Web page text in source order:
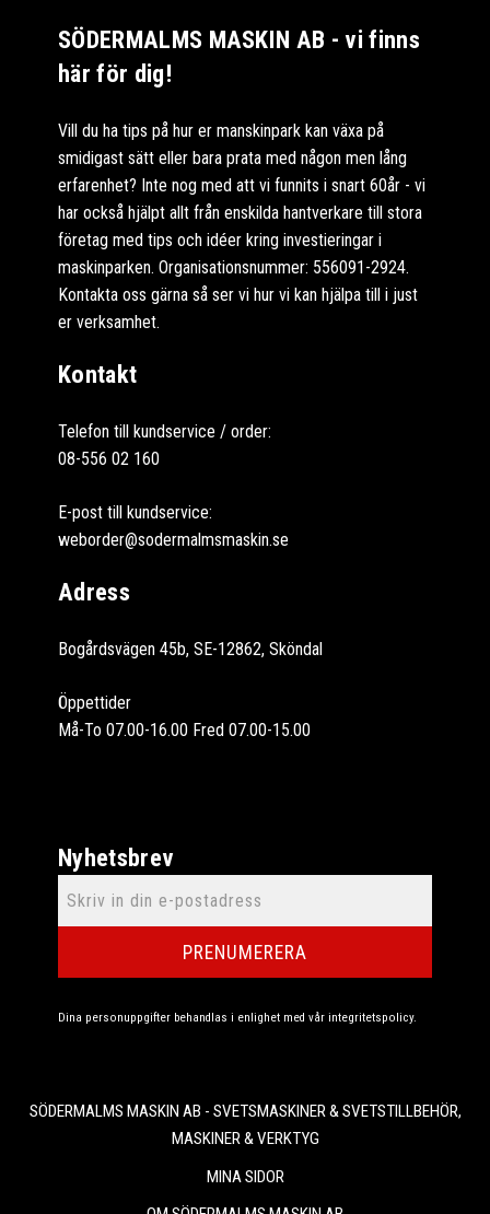
SÖDERMALMS MASKIN AB - vi finns
här för dig!
Vill du ha tips på hur er manskinpark kan växa på
smidigast sätt eller bara prata med någon men lång
erfarenhet? Inte nog med att vi funnits i snart 60år - vi
har också hjälpt allt från enskilda hantverkare till stora
företag med tips och idéer kring investieringar i
maskinparken. Organisationsnummer: 556091-2924.
Kontakta oss gärna så ser vi hur vi kan hjälpa till i just
er verksamhet.
Kontakt
Telefon till kundservice / order:
08-556 02 160
E-post till kundservice:
weborder@sodermalmsmaskin.se
Adress
Bogårdsvägen 45b, SE-12862, Sköndal
Öppettider
Må-To 07.00-16.00 Fred 07.00-15.00
Nyhetsbrev
PRENUMERERA
Dina personuppgifter behandlas i enlighet med vår integritetspolicy.
SÖDERMALMS MASKIN AB - SVETSMASKINER & SVETSTILLBEHÖR,
MASKINER & VERKTYG
MINA SIDOR